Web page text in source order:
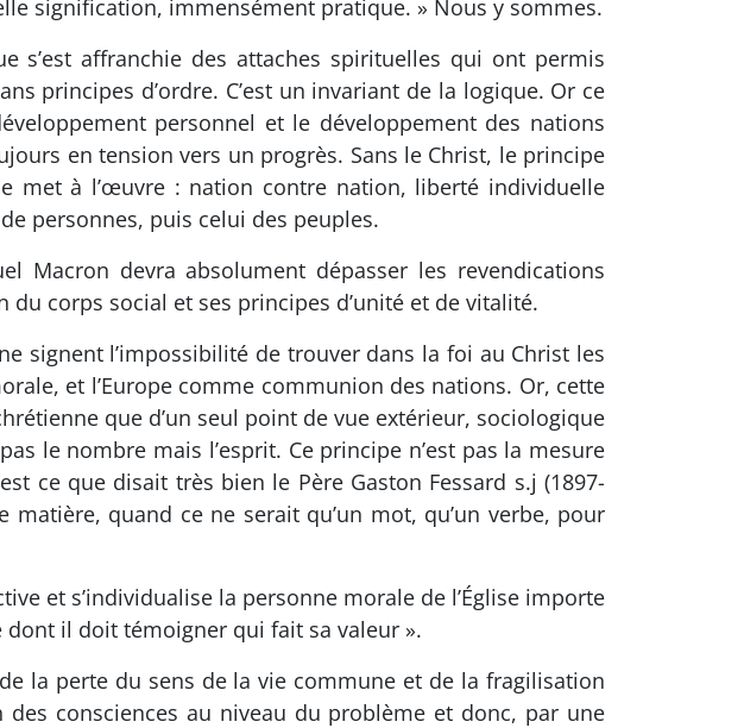
signification, immensément pratique. » Nous y sommes.
s’est affranchie des attaches spirituelles qui ont permis
principes d’ordre. C’est un invariant de la logique. Or ce
personnel et le développement des nations
en tension vers un progrès. Sans le Christ, le principe
met à l’œuvre : nation contre nation, liberté individuelle
personnes, puis celui des peuples.
Macron devra absolument dépasser les revendications
corps social et ses principes d’unité et de vitalité.
signent l’impossibilité de trouver dans la foi au Christ les
et l’Europe comme communion des nations. Or, cette
que d’un seul point de vue extérieur, sociologique
le nombre mais l’esprit. Ce principe n’est pas la mesure
ce que disait très bien le Père Gaston Fessard s.j (1897-
quand ce ne serait qu’un mot, qu’un verbe, pour
et s’individualise la personne morale de l’Église importe
dont il doit témoigner qui fait sa valeur ».
la perte du sens de la vie commune et de la fragilisation
consciences au niveau du problème et donc, par une